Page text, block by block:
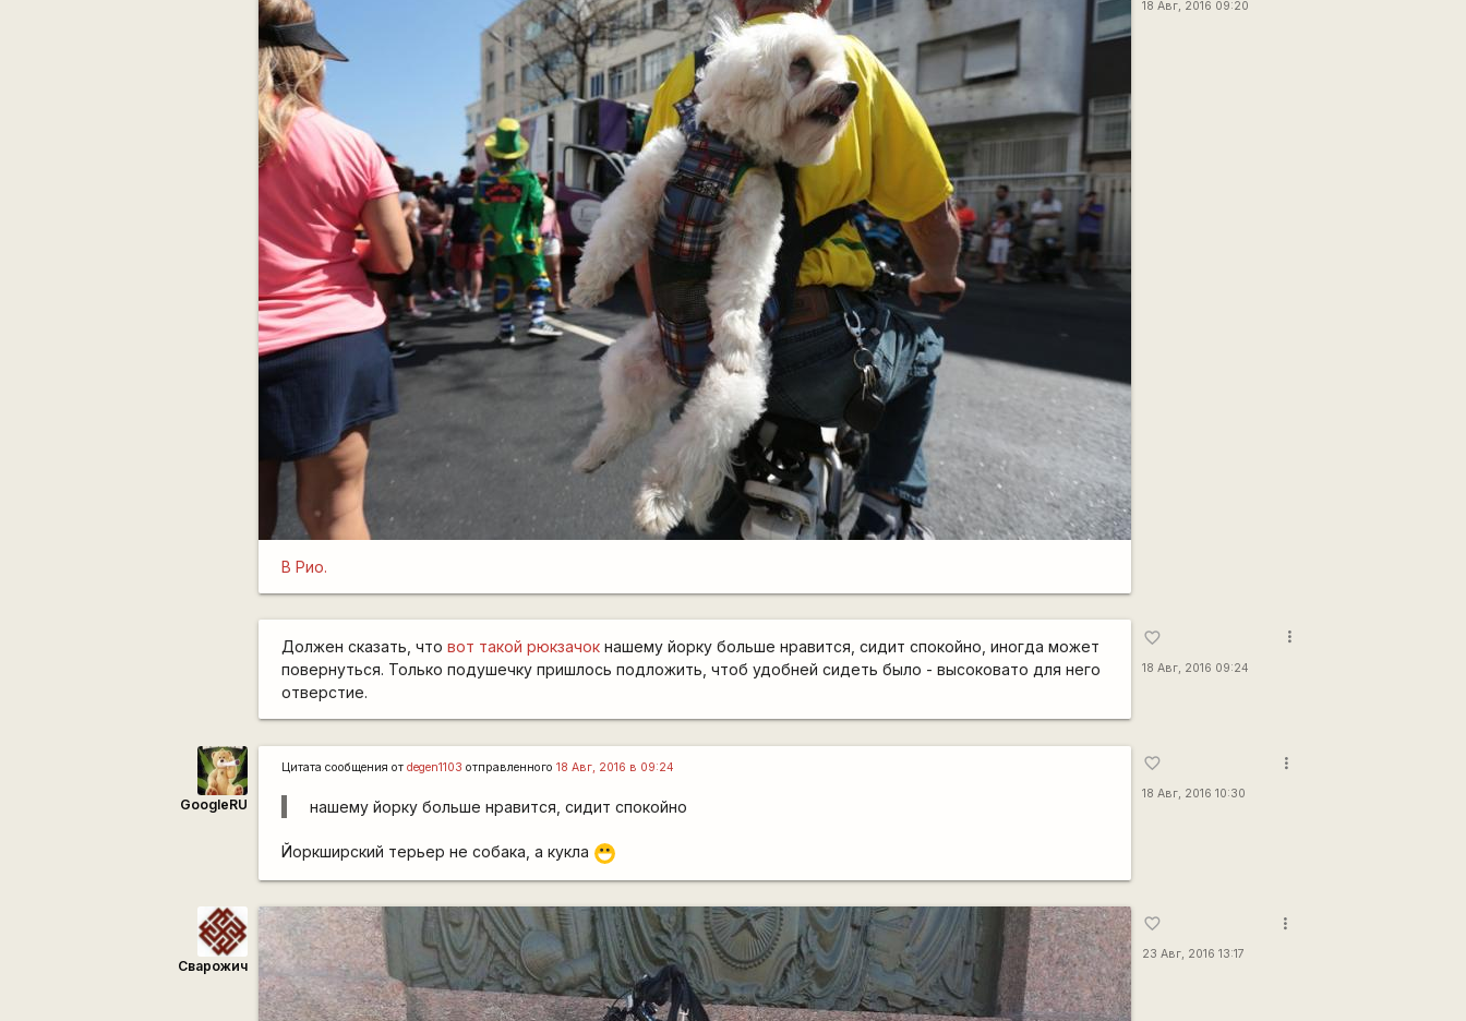
В Рио.
18 Авг, 2016 09:20
Должен сказать, чтовот такой рюкзачок нашему йорку больше нравится, сидит спокойно, иногда может
повернуться. Только подушечку пришлось подложить, чтоб удобней сидеть было - высоковато для него
отверстие.
favorite_border
18 Авг, 2016 09:24
more_vert
GoogleRU
Цитата сообщения отdegen1103 отправленного18 Авг, 2016 в 09:24
нашему йорку больше нравится, сидит спокойно
Йоркширский терьер не собака, а кукла :D
favorite_border
18 Авг, 2016 10:30
more_vert
Сварожич
favorite_border
23 Авг, 2016 13:17
more_vert